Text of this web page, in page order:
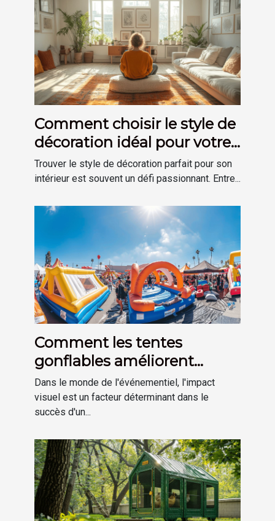
Comment choisir le style de
décoration idéal pour votre
maison
Trouver le style de décoration parfait pour son
intérieur est souvent un défi passionnant. Entre...
Comment les tentes
gonflables améliorent
l'impact visuel des
événements
Dans le monde de l'événementiel, l'impact
visuel est un facteur déterminant dans le
succès d'un...